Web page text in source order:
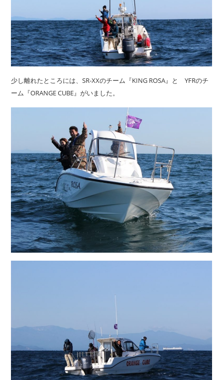
少し離れたところには、SR-XXのチーム『KING ROSA』と YFRのチ
ーム『ORANGE CUBE』がいました。